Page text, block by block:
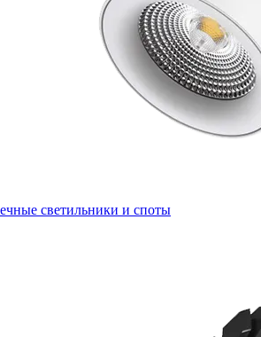
светильники и споты